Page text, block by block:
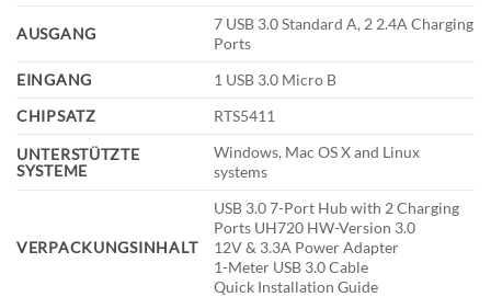
AUSGANG
7 USB 3.0 Standard A, 2 2.4A Charging
Ports
EINGANG
1 USB 3.0 Micro B
CHIPSATZ
RTS5411
UNTERSTÜTZTE
SYSTEME
Windows, Mac OS X and Linux
systems
VERPACKUNGSINHALT
USB 3.0 7-Port Hub with 2 Charging
Ports UH720 HW-Version 3.0
12V & 3.3A Power Adapter
1-Meter USB 3.0 Cable
Quick Installation Guide